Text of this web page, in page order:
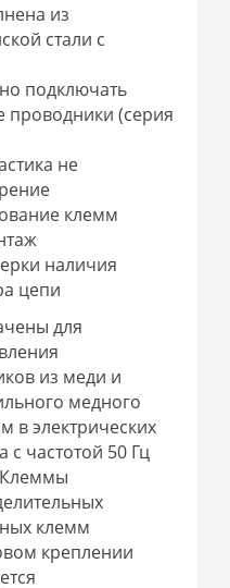
из
стали с
подключать
(серия
не
клемм
наличия
цепи
для
из меди и
медного
в электрических
с частотой 50 Гц
клемм
креплении